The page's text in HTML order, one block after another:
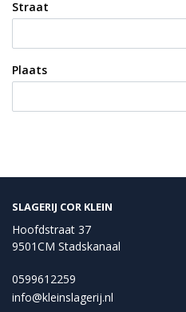
Straat
Plaats
SLAGERIJ COR KLEIN
Hoofdstraat 37
9501CM Stadskanaal
0599612259
info@kleinslagerij.nl